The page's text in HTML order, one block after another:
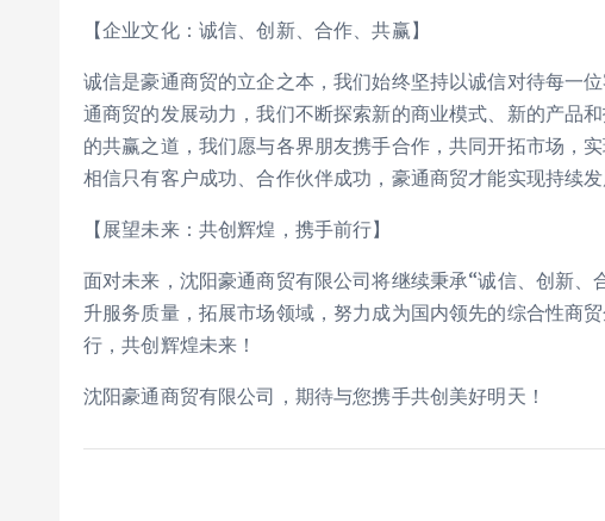
【企业文化：诚信、创新、合作、共赢】
诚信是豪通商贸的立企之本，我们始终坚持以诚信对待每一
通商贸的发展动力，我们不断探索新的商业模式、新的产品
的共赢之道，我们愿与各界朋友携手合作，共同开拓市场，
相信只有客户成功、合作伙伴成功，豪通商贸才能实现持续发
【展望未来：共创辉煌，携手前行】
面对未来，沈阳豪通商贸有限公司将继续秉承“诚信、创新
升服务质量，拓展市场领域，努力成为国内领先的综合性商
行，共创辉煌未来！
沈阳豪通商贸有限公司，期待与您携手共创美好明天！